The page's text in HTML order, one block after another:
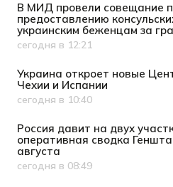
В МИД провели совещание
предоставлению
украинским беженцам за
Дата публикации
сегодня в 12:21
Украина откроет новые
Чехии и Испании
Дата публикации
сегодня в 10:40
Россия давит на двух
оперативная сводка
августа
Дата публикации
сегодня в 08:49